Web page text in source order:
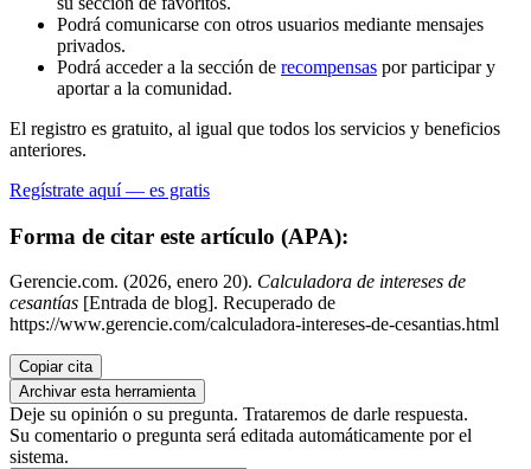
Podrá comunicarse con otros usuarios mediante mensajes
privados.
Podrá acceder a la sección de recompensas por participar y
aportar a la comunidad.
El registro es gratuito, al igual que todos los servicios y beneficios
anteriores.
Regístrate aquí — es gratis
Forma de citar este artículo (APA):
Gerencie.com. (2026, enero 20). Calculadora de intereses de
cesantías [Entrada de blog]. Recuperado de
https://www.gerencie.com/calculadora-intereses-de-cesantias.html
Copiar cita
Archivar esta herramienta
Deje su opinión o su pregunta. Trataremos de darle respuesta.
Su comentario o pregunta será editada automáticamente por el
sistema.